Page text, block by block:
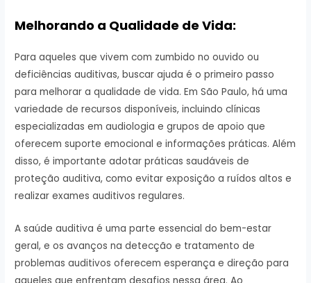
Melhorando a Qualidade de Vida:
Para aqueles que vivem com zumbido no ouvido ou
deficiências auditivas, buscar ajuda é o primeiro passo
para melhorar a qualidade de vida. Em São Paulo, há uma
variedade de recursos disponíveis, incluindo clínicas
especializadas em audiologia e grupos de apoio que
oferecem suporte emocional e informações práticas. Além
disso, é importante adotar práticas saudáveis ​​de
proteção auditiva, como evitar exposição a ruídos altos e
realizar exames auditivos regulares.
A saúde auditiva é uma parte essencial do bem-estar
geral, e os avanços na detecção e tratamento de
problemas auditivos oferecem esperança e direção para